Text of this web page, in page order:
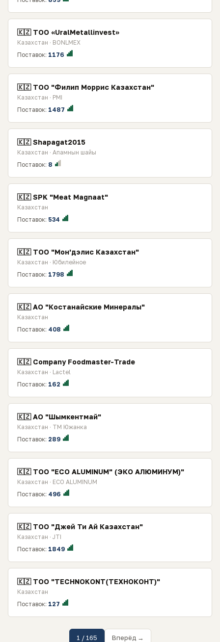
🇰🇿 TOO «UralMetallinvest»
Казахстан · BONLMEX
Поставок: 1176
🇰🇿 ТОО "Филип Моррис Казахстан"
Казахстан · PMI
Поставок: 1487
🇰🇿 Shapagat2015
Казахстан · Апамнын шайы
Поставок: 8
🇰🇿 SPK "Meat Magnaat"
Казахстан
Поставок: 534
🇰🇿 ТОО "Мон'дэлис Казахстан"
Казахстан · Юбилейное
Поставок: 1798
🇰🇿 АО "Костанайские Минералы"
Казахстан
Поставок: 408
🇰🇿 Company Foodmaster-Trade
Казахстан · Lactel
Поставок: 162
🇰🇿 АО "Шымкентмай"
Казахстан · ТМ Южанка
Поставок: 289
🇰🇿 TOO "ECO ALUMINUM" (ЭКО АЛЮМИНУМ)"
Казахстан · ECO ALUMINUM
Поставок: 496
🇰🇿 ТОО "Джей Ти Ай Казахстан"
Казахстан · JTI
Поставок: 1849
🇰🇿 ТОО "TECHNOKONT(ТЕХНОКОНТ)"
Казахстан
Поставок: 127
1 / 165 Вперёд →